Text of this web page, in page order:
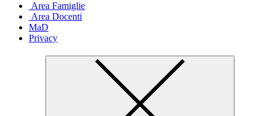
Area Famiglie
Area Docenti
MaD
Privacy